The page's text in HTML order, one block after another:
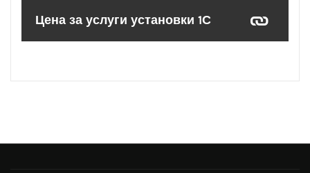
Цена за услуги установки 1С